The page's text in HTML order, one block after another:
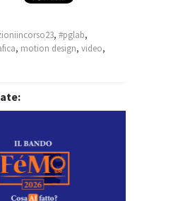
, #pglab,
, motion design, video,